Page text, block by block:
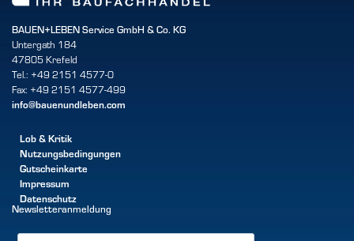
BAUEN+LEBEN Service GmbH & Co. KG
Untergath 184
47805 Krefeld
Tel.: +49 2151 4577-0
Fax: +49 2151 4577-499
info@bauenundleben.com
Lob & Kritik
Nutzungsbedingungen
Gutscheinkarte
Impressum
Datenschutz
Newsletteranmeldung